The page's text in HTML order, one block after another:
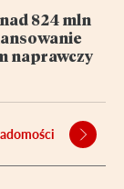
824 mln
naprawczy